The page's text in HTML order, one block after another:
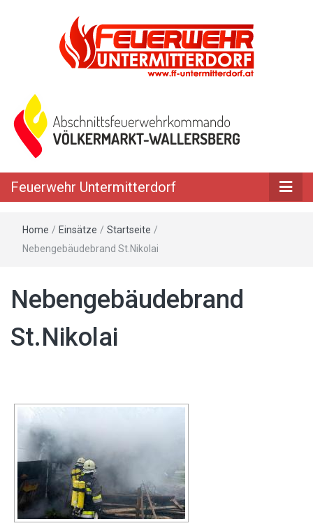
Feuerwehr Untermitterdorf
Home / Einsätze / Startseite /
Nebengebäudebrand St.Nikolai
Nebengebäudebrand
St.Nikolai